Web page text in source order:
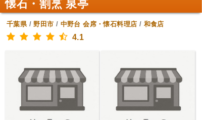
懐石・割烹 泉亭
千葉県/野田市 / 中野台 会席・懐石料理店 / 和食店
4.1